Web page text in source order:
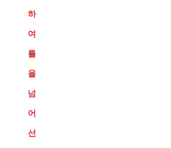
하
여
틀
을
넘
어
선